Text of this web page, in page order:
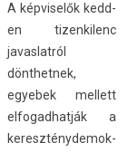
A kép­viselők kedd­
en tizen­kilenc
javas­latról
dönthet­nek,
egyebek mel­lett
el­fogad­hatják a
kereszténydemok­